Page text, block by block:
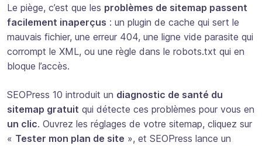
Le piège, c’est que les problèmes de sitemap passent
facilement inaperçus : un plugin de cache qui sert le
mauvais fichier, une erreur 404, une ligne vide parasite qui
corrompt le XML, ou une règle dans le robots.txt qui en
bloque l’accès.
SEOPress 10 introduit un diagnostic de santé du
sitemap gratuit qui détecte ces problèmes pour vous en
un clic. Ouvrez les réglages de votre sitemap, cliquez sur
« Tester mon plan de site », et SEOPress lance un